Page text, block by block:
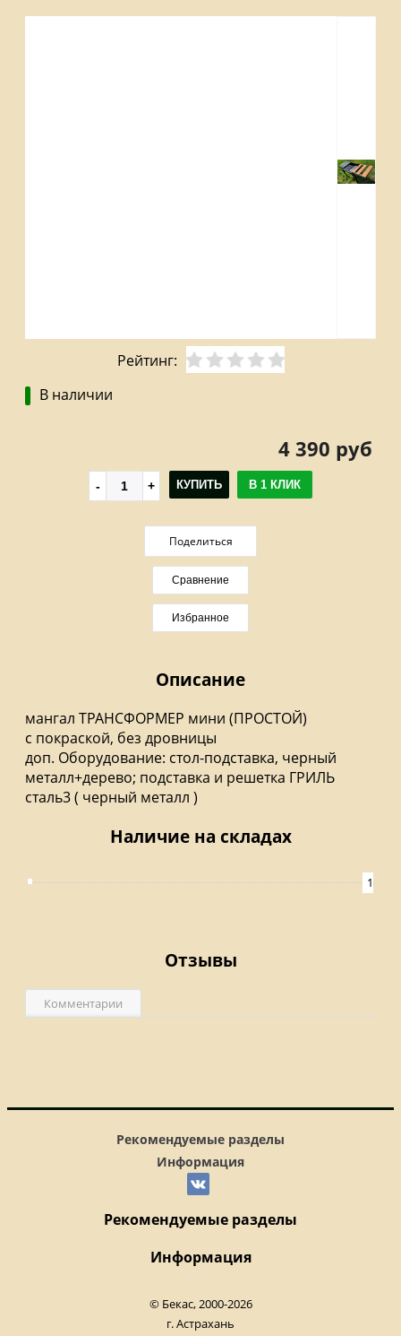
Описание Отзывы Наличие на складах
Рейтинг:
В наличии
4 390 руб
КУПИТЬ В 1 КЛИК
Поделиться
Сравнение
Избранное
Описание
мангал ТРАНСФОРМЕР мини (ПРОСТОЙ)
с покраской, без дровницы
доп. Оборудование: стол-подставка, черный
металл+дерево; подставка и решетка ГРИЛЬ
сталь3 ( черный металл )
Наличие на складах
1
Отзывы
Комментарии
Рекомендуемые разделы
Информация
Рекомендуемые разделы
Информация
© Бекас, 2000-2026
г. Астрахань